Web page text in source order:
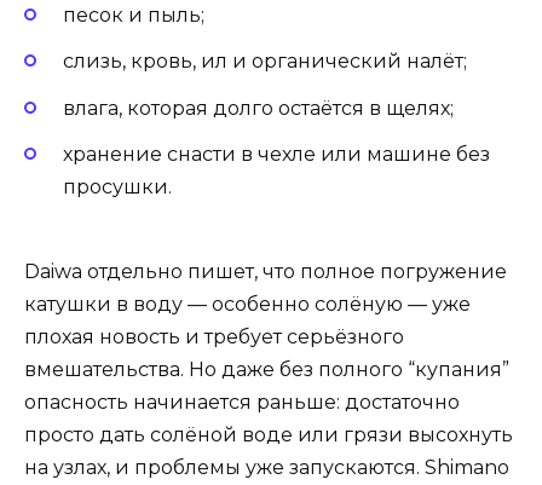
песок и пыль;
слизь, кровь, ил и органический налёт;
влага, которая долго остаётся в щелях;
хранение снасти в чехле или машине без
просушки.
Daiwa отдельно пишет, что полное погружение
катушки в воду — особенно солёную — уже
плохая новость и требует серьёзного
вмешательства. Но даже без полного “купания”
опасность начинается раньше: достаточно
просто дать солёной воде или грязи высохнуть
на узлах, и проблемы уже запускаются. Shimano